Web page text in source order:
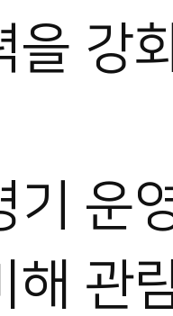
을 강
기 운
해 관